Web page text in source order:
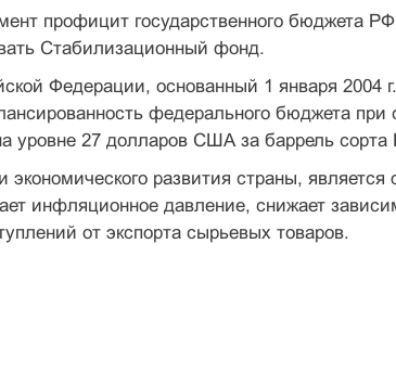
профицит государственного бюджета
Стабилизационный фонд.
Федерации, основанный 1 ян­варя 2004
федерального бюджета
уровне 27 долларов США за баррель
экономического развития страны,
инфляционное давление, снижает
от экспорта сырьевых товаров.